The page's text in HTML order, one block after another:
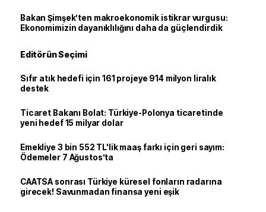
Bakan Şimşek’ten makroekonomik istikrar vurgusu:
Ekonomimizin dayanıklılığını daha da güçlendirdik
Editörün Seçimi
Sıfır atık hedefi için 161 projeye 914 milyon liralık
destek
Ticaret Bakanı Bolat: Türkiye-Polonya ticaretinde
yeni hedef 15 milyar dolar
Emekliye 3 bin 552 TL'lik maaş farkı için geri sayım:
Ödemeler 7 Ağustos’ta
CAATSA sonrası Türkiye küresel fonların radarına
girecek! Savunmadan finansa yeni eşik